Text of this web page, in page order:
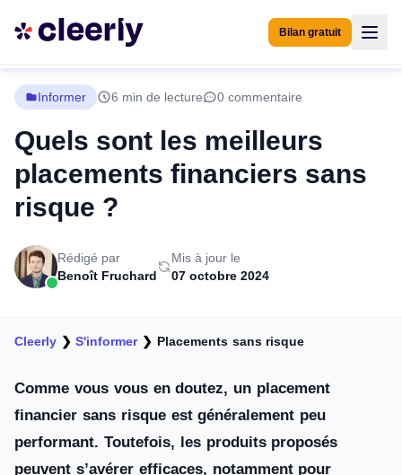
Bilan gratuit
Informer 6 min de lecture 0 commentaire
Quels sont les meilleurs
placements financiers sans
risque ?
Rédigé par
Benoît Fruchard
Mis à jour le
07 octobre 2024
Cleerly ❯S'informer❯ Placements sans risque
Comme vous vous en doutez, un placement
financier sans risque est généralement peu
performant. Toutefois, les produits proposés
peuvent s’avérer efficaces, notamment pour